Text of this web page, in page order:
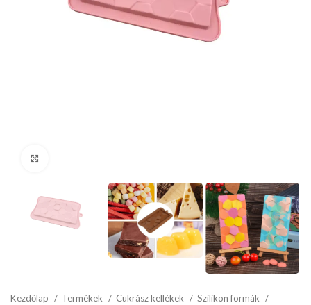
Kezdőlap Termékek Cukrász kellékek
Szilikon formák